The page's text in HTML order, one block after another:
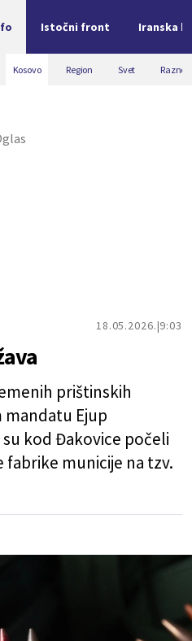
Istočni front Iranska
Kosovo Region Svet Razno
18.05.2026. 9:03
prištinskih
Ejup
su kod Đakovice počeli
fabrike municije na tzv.